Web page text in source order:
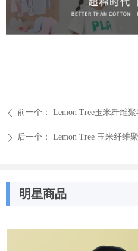
ꄴ 前一个： Lemon Tree玉米纤维
ꄲ 后一个： Lemon Tree 玉米纤维
明星商品